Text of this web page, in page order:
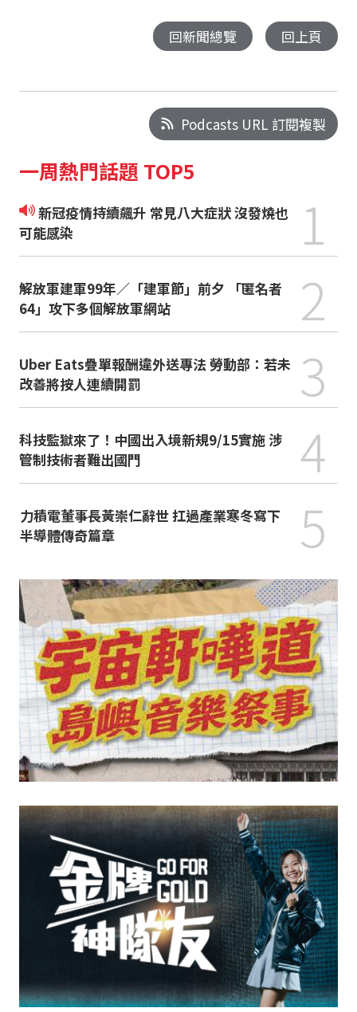
回新聞總覽 回上頁
Podcasts URL 訂閱複製
一周熱門話題 TOP5
新冠疫情持續飆升 常見八大症狀 沒發燒也
可能感染
1
解放軍建軍99年／「建軍節」前夕 「匿名者
64」攻下多個解放軍網站
2
Uber Eats疊單報酬違外送專法 勞動部：若未
改善將按人連續開罰
3
科技監獄來了！中國出入境新規9/15實施 涉
管制技術者難出國門
4
力積電董事長黃崇仁辭世 扛過產業寒冬寫下
半導體傳奇篇章
5